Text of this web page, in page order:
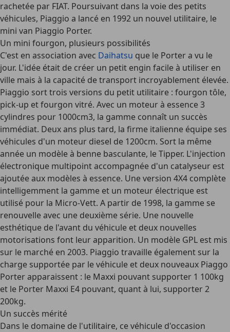
rachetée par FIAT. Poursuivant dans la voie des petits
véhicules, Piaggio a lancé en 1992 un nouvel utilitaire, le
mini van Piaggio Porter.
Un mini fourgon, plusieurs possibilités
C'est en association avec Daihatsu que le Porter a vu le
jour. L'idée était de créer un petit engin facile à utiliser en
ville mais à la capacité de transport incroyablement élevée.
Piaggio sort trois versions du petit utilitaire : fourgon tôle,
pick-up et fourgon vitré. Avec un moteur à essence 3
cylindres pour 1000cm3, la gamme connaît un succès
immédiat. Deux ans plus tard, la firme italienne équipe ses
véhicules d'un moteur diesel de 1200cm. Sort la même
année un modèle à benne basculante, le Tipper. L'injection
électronique multipoint accompagnée d'un catalyseur est
ajoutée aux modèles à essence. Une version 4X4 complète
intelligemment la gamme et un moteur électrique est
utilisé pour la Micro-Vett. A partir de 1998, la gamme se
renouvelle avec une deuxième série. Une nouvelle
esthétique de l'avant du véhicule et deux nouvelles
motorisations font leur apparition. Un modèle GPL est mis
sur le marché en 2003. Piaggio travaille également sur la
charge supportée par le véhicule et deux nouveaux Piaggo
Porter apparaissent : le Maxxi pouvant supporter 1 100kg
et le Porter Maxxi E4 pouvant, quant à lui, supporter 2
200kg.
Un succès mérité
Dans le domaine de l'utilitaire, ce véhicule d'occasion